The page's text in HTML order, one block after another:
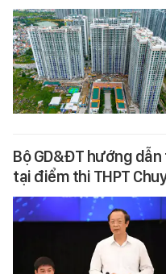
Bộ GD&ĐT hướng
tại điểm thi THPT